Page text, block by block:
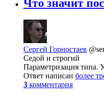
Что значит
Сергей Горностаев
Седой и строгий
Параметризация типа.
Ответ написан более
3 комментария